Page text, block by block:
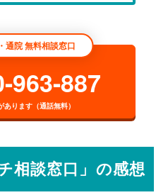
る
り込む
索方法
院名から探す
通院 無料相談窓口
963-887
ります（通話無料）
相談窓口」の感想